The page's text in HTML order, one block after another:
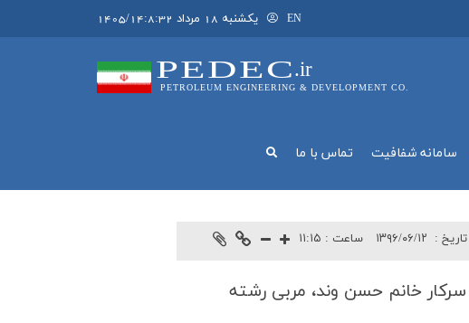
EN يکشنبه 18 مرداد 1405/14:8:32
PEDEC.ir
PETROLEUM ENGINEERING & DEVELOPMENT CO.
سامانه شفافيت تماس با ما
ساعت : ۱۱:۱۵ تاريخ : ۱۳۹۶/۰۶/۱۲
خانم حسن وند، مربی رشته